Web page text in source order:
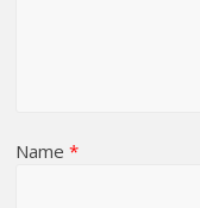
Name*